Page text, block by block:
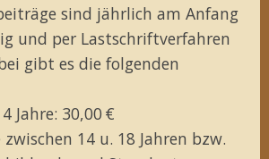
sind jährlich am Anfang
und per Lastschriftverfahren
gibt es die folgenden
Jahre: 30,00 €
zwischen 14 u. 18 Jahren bzw.